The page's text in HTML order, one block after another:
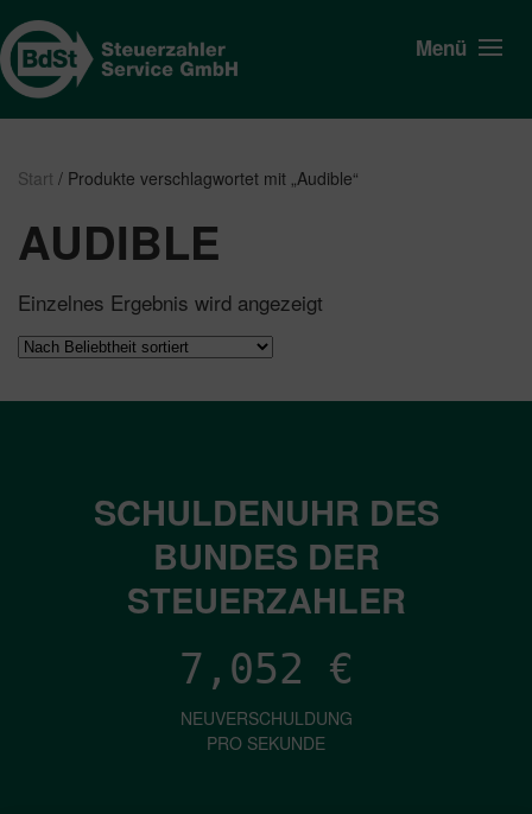
Menü
Start / Produkte verschlagwortet mit „Audible“
AUDIBLE
Einzelnes Ergebnis wird angezeigt
SCHULDENUHR DES
BUNDES DER
STEUERZAHLER
7,052 €
NEUVERSCHULDUNG
PRO SEKUNDE